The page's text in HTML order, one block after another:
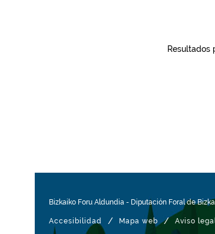
Resultados
Bizkaiko Foru Aldundia - Diputación Foral de
Accesibilidad / Mapa web / Aviso